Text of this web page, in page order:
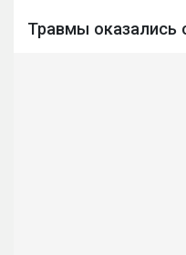
Травмы оказались